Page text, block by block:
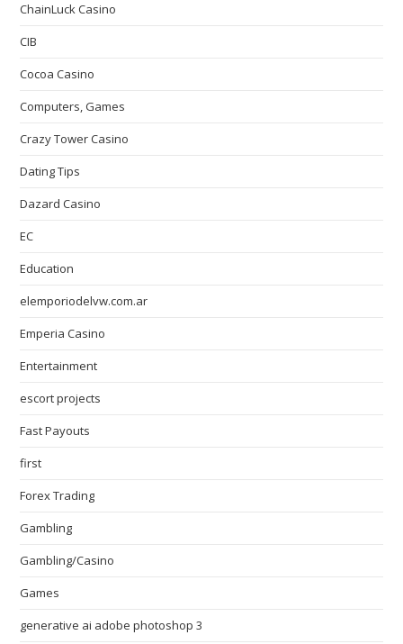
ChainLuck Casino
CIB
Cocoa Casino
Computers, Games
Crazy Tower Сasino
Dating Tips
Dazard Casino
EC
Education
elemporiodelvw.com.ar
Emperia Casino
Entertainment
escort projects
Fast Payouts
first
Forex Trading
Gambling
Gambling/Casino
Games
generative ai adobe photoshop 3